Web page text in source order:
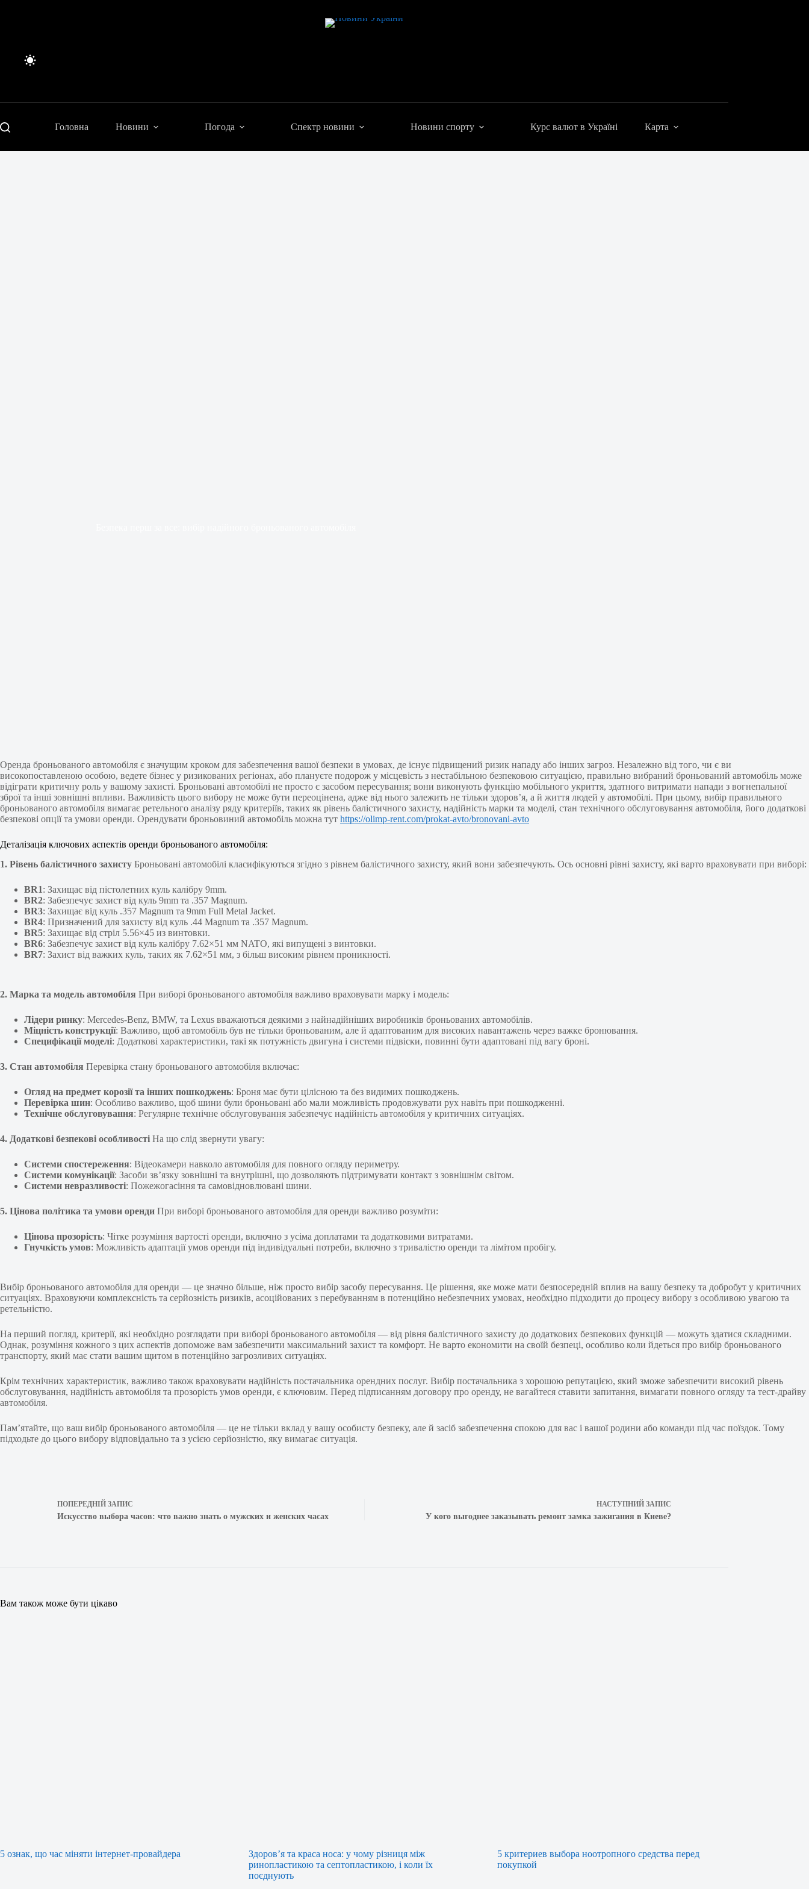
Головна Новини Погода Спектр новини Новини спорту Курс валют в Україні Карта
Оренда броньованого автомобіля є значущим кроком для забезпечення вашої безпеки в умовах, де існує підвищений ризик нападу або інших загроз. Незалежно від того, чи є ви
високопоставленою особою, ведете бізнес у ризикованих регіонах, або плануєте подорож у місцевість з нестабільною безпековою ситуацією, правильно вибраний броньований автомобіль може
відіграти критичну роль у вашому захисті. Броньовані автомобілі не просто є засобом пересування; вони виконують функцію мобільного укриття, здатного витримати напади з вогнепальної
зброї та інші зовнішні впливи. Важливість цього вибору не може бути переоцінена, адже від нього залежить не тільки здоров’я, а й життя людей у автомобілі. При цьому, вибір правильного
броньованого автомобіля вимагає ретельного аналізу ряду критеріїв, таких як рівень балістичного захисту, надійність марки та моделі, стан технічного обслуговування автомобіля, його додаткові
безпекові опції та умови оренди. Орендувати броньовиний автомобіль можна тут https://olimp-rent.com/prokat-avto/bronovani-avto
Деталізація ключових аспектів оренди броньованого автомобіля:
1. Рівень балістичного захисту Броньовані автомобілі класифікуються згідно з рівнем балістичного захисту, який вони забезпечують. Ось основні рівні захисту, які варто враховувати при виборі:
BR1: Захищає від пістолетних куль калібру 9mm.
BR2: Забезпечує захист від куль 9mm та .357 Magnum.
BR3: Захищає від куль .357 Magnum та 9mm Full Metal Jacket.
BR4: Призначений для захисту від куль .44 Magnum та .357 Magnum.
BR5: Захищає від стріл 5.56×45 из винтовки.
BR6: Забезпечує захист від куль калібру 7.62×51 мм NATO, які випущені з винтовки.
BR7: Захист від важких куль, таких як 7.62×51 мм, з більш високим рівнем проникності.
2. Марка та модель автомобіля При виборі броньованого автомобіля важливо враховувати марку і модель:
Лідери ринку: Mercedes-Benz, BMW, та Lexus вважаються деякими з найнадійніших виробників броньованих автомобілів.
Міцність конструкції: Важливо, щоб автомобіль був не тільки броньованим, але й адаптованим для високих навантажень через важке бронювання.
Специфікації моделі: Додаткові характеристики, такі як потужність двигуна і системи підвіски, повинні бути адаптовані під вагу броні.
3. Стан автомобіля Перевірка стану броньованого автомобіля включає:
Огляд на предмет корозії та інших пошкоджень: Броня має бути цілісною та без видимих пошкоджень.
Перевірка шин: Особливо важливо, щоб шини були броньовані або мали можливість продовжувати рух навіть при пошкодженні.
Технічне обслуговування: Регулярне технічне обслуговування забезпечує надійність автомобіля у критичних ситуаціях.
4. Додаткові безпекові особливості На що слід звернути увагу:
Системи спостереження: Відеокамери навколо автомобіля для повного огляду периметру.
Системи комунікації: Засоби зв’язку зовнішні та внутрішні, що дозволяють підтримувати контакт з зовнішнім світом.
Системи невразливості: Пожежогасіння та самовідновлювані шини.
5. Цінова політика та умови оренди При виборі броньованого автомобіля для оренди важливо розуміти:
Цінова прозорість: Чітке розуміння вартості оренди, включно з усіма доплатами та додатковими витратами.
Гнучкість умов: Можливість адаптації умов оренди під індивідуальні потреби, включно з тривалістю оренди та лімітом пробігу.
Вибір броньованого автомобіля для оренди — це значно більше, ніж просто вибір засобу пересування. Це рішення, яке може мати безпосередній вплив на вашу безпеку та добробут у критичних
ситуаціях. Враховуючи комплексність та серйозність ризиків, асоційованих з перебуванням в потенційно небезпечних умовах, необхідно підходити до процесу вибору з особливою увагою та
ретельністю.
На перший погляд, критерії, які необхідно розглядати при виборі броньованого автомобіля — від рівня балістичного захисту до додаткових безпекових функцій — можуть здатися складними.
Однак, розуміння кожного з цих аспектів допоможе вам забезпечити максимальний захист та комфорт. Не варто економити на своїй безпеці, особливо коли йдеться про вибір броньованого
транспорту, який має стати вашим щитом в потенційно загрозливих ситуаціях.
Крім технічних характеристик, важливо також враховувати надійність постачальника орендних послуг. Вибір постачальника з хорошою репутацією, який зможе забезпечити високий рівень
обслуговування, надійність автомобіля та прозорість умов оренди, є ключовим. Перед підписанням договору про оренду, не вагайтеся ставити запитання, вимагати повного огляду та тест-драйву
автомобіля.
Пам’ятайте, що ваш вибір броньованого автомобіля — це не тільки вклад у вашу особисту безпеку, але й засіб забезпечення спокою для вас і вашої родини або команди під час поїздок. Тому
підходьте до цього вибору відповідально та з усією серйозністю, яку вимагає ситуація.
ПОПЕРЕДНІЙ ЗАПИС
Искусство выбора часов: что важно знать о мужских и женских часах
НАСТУПНИЙ ЗАПИС
У кого выгоднее заказывать ремонт замка зажигания в Киеве?
Вам також може бути цікаво
5 ознак, що час міняти інтернет-провайдера
Здоров’я та краса носа: у чому різниця між
ринопластикою та септопластикою, і коли їх
поєднують
5 критериев выбора ноотропного средства перед
покупкой